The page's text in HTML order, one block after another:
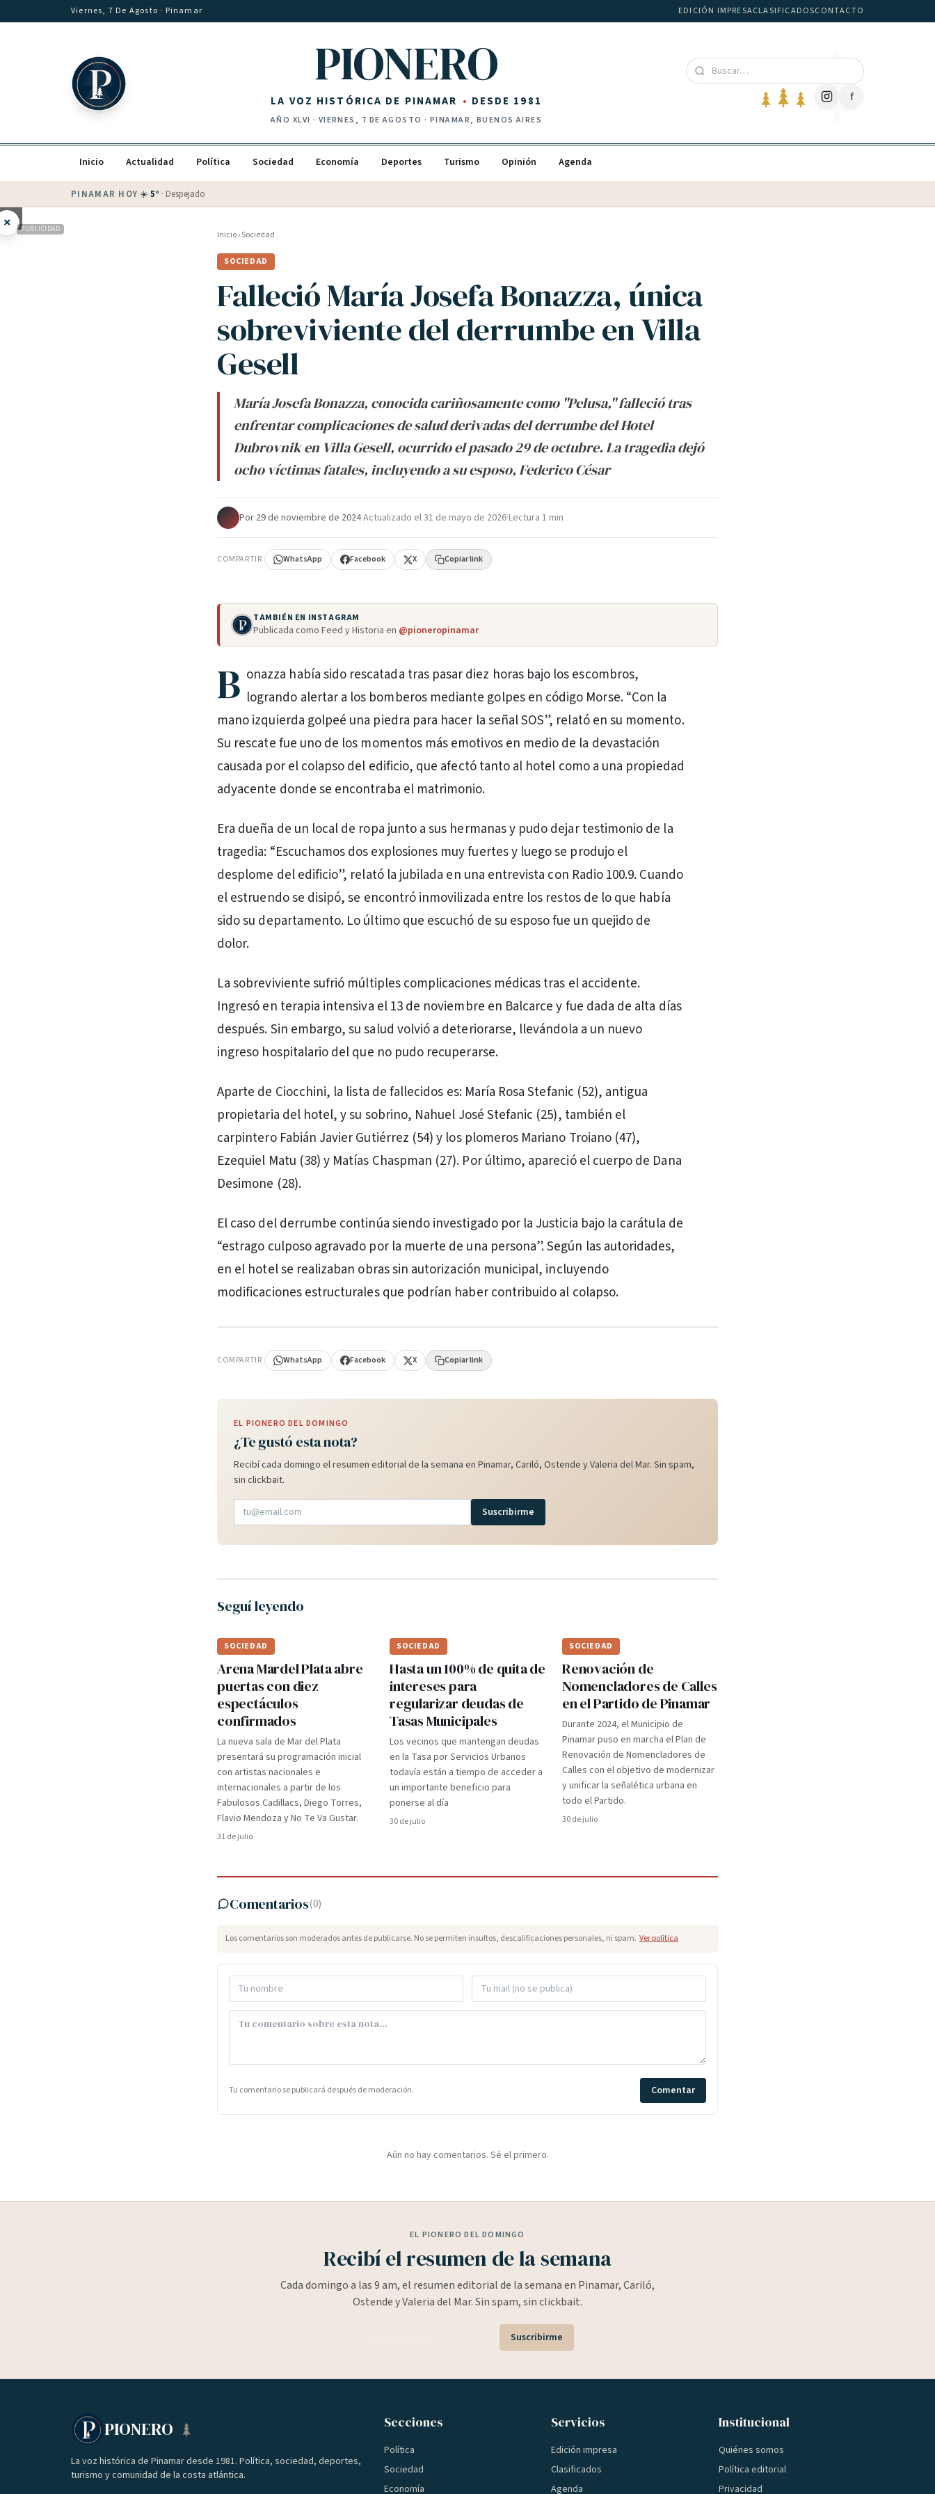
Saltar al contenidoViernes, 7 De Agosto · Pinamar EDICIÓN IMPRESACLASIFICADOSCONTACTO
PIONERO
LA VOZ HISTÓRICA DE PINAMAR DESDE 1981
AÑO XLVI · VIERNES, 7 DE AGOSTO · PINAMAR, BUENOS AIRES
f
Inicio Actualidad Política Sociedad Economía Deportes Turismo Opinión Agenda
PINAMAR HOY·💵 Dólar blue$1530
× PUBLICIDAD Inicio›Sociedad
SOCIEDAD
Falleció María Josefa Bonazza, única
sobreviviente del derrumbe en Villa
Gesell
María Josefa Bonazza, conocida cariñosamente como "Pelusa," falleció tras
enfrentar complicaciones de salud derivadas del derrumbe del Hotel
Dubrovnik en Villa Gesell, ocurrido el pasado 29 de octubre. La tragedia dejó
ocho víctimas fatales, incluyendo a su esposo, Federico César
Por·29 de noviembre de 2024·Actualizado el31 de mayo de 2026·Lectura 1 min
COMPARTIR WhatsApp Facebook X Copiar link
TAMBIÉN EN INSTAGRAM
Publicada como Feed y Historia en @pioneropinamar
B onazza había sido rescatada tras pasar diez horas bajo los escombros,
logrando alertar a los bomberos mediante golpes en código Morse. “Con la
mano izquierda golpeé una piedra para hacer la señal SOS”, relató en su momento.
Su rescate fue uno de los momentos más emotivos en medio de la devastación
causada por el colapso del edificio, que afectó tanto al hotel como a una propiedad
adyacente donde se encontraba el matrimonio.
Era dueña de un local de ropa junto a sus hermanas y pudo dejar testimonio de la
tragedia: “Escuchamos dos explosiones muy fuertes y luego se produjo el
desplome del edificio”, relató la jubilada en una entrevista con Radio 100.9. Cuando
el estruendo se disipó, se encontró inmovilizada entre los restos de lo que había
sido su departamento. Lo último que escuchó de su esposo fue un quejido de
dolor.
La sobreviviente sufrió múltiples complicaciones médicas tras el accidente.
Ingresó en terapia intensiva el 13 de noviembre en Balcarce y fue dada de alta días
después. Sin embargo, su salud volvió a deteriorarse, llevándola a un nuevo
ingreso hospitalario del que no pudo recuperarse.
Aparte de Ciocchini, la lista de fallecidos es: María Rosa Stefanic (52), antigua
propietaria del hotel, y su sobrino, Nahuel José Stefanic (25), también el
carpintero Fabián Javier Gutiérrez (54) y los plomeros Mariano Troiano (47),
Ezequiel Matu (38) y Matías Chaspman (27). Por último, apareció el cuerpo de Dana
Desimone (28).
El caso del derrumbe continúa siendo investigado por la Justicia bajo la carátula de
“estrago culposo agravado por la muerte de una persona”. Según las autoridades,
en el hotel se realizaban obras sin autorización municipal, incluyendo
modificaciones estructurales que podrían haber contribuido al colapso.
COMPARTIR WhatsApp Facebook X Copiar link
EL PIONERO DEL DOMINGO
¿Te gustó esta nota?
Recibí cada domingo el resumen editorial de la semana en Pinamar, Cariló, Ostende y Valeria del Mar. Sin spam,
sin clickbait.
Suscribirme
Seguí leyendo
SOCIEDAD
Arena Mardel Plata abre
puertas con diez
espectáculos
confirmados
La nueva sala de Mar del Plata
presentará su programación inicial
con artistas nacionales e
internacionales a partir de los
Fabulosos Cadillacs, Diego Torres,
Flavio Mendoza y No Te Va Gustar.
31 de julio
SOCIEDAD
Hasta un 100% de quita de
intereses para
regularizar deudas de
Tasas Municipales
Los vecinos que mantengan deudas
en la Tasa por Servicios Urbanos
todavía están a tiempo de acceder a
un importante beneficio para
ponerse al día
30 de julio
SOCIEDAD
Renovación de
Nomencladores de Calles
en el Partido de Pinamar
Durante 2024, el Municipio de
Pinamar puso en marcha el Plan de
Renovación de Nomencladores de
Calles con el objetivo de modernizar
y unificar la señalética urbana en
todo el Partido.
30 de julio
Comentarios(0)
Los comentarios son moderados antes de publicarse. No se permiten insultos, descalificaciones personales, ni spam. Ver política
Tu comentario se publicará después de moderación. Comentar
Aún no hay comentarios. Sé el primero.
EL PIONERO DEL DOMINGO
Recibí el resumen de la semana
Cada domingo a las 9 am, el resumen editorial de la semana en Pinamar, Cariló,
Ostende y Valeria del Mar. Sin spam, sin clickbait.
Suscribirme
PIONERO
La voz histórica de Pinamar desde 1981. Política, sociedad, deportes,
turismo y comunidad de la costa atlántica.
Secciones
Política
Sociedad
Economía
Servicios
Edición impresa
Clasificados
Agenda
Institucional
Quiénes somos
Política editorial
Privacidad